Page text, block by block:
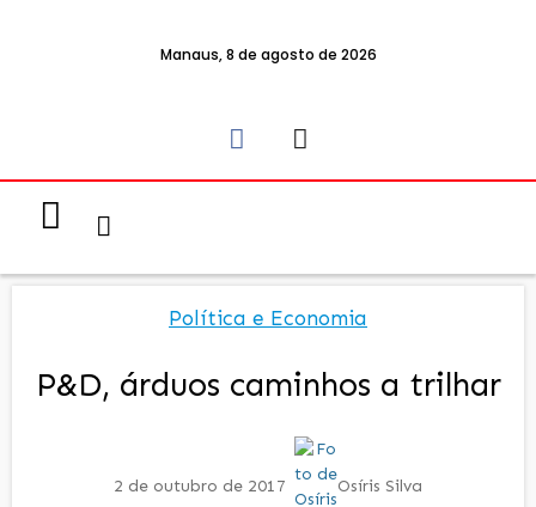
Manaus, 8 de agosto de 2026
Política e Economia
P&D, árduos caminhos a trilhar
2 de outubro de 2017 Osíris Silva